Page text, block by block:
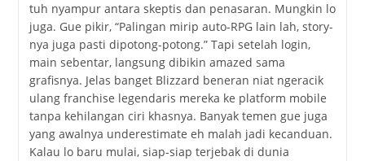
tuh nyampur antara skeptis dan penasaran. Mungkin lo
juga. Gue pikir, “Palingan mirip auto-RPG lain lah, story-
nya juga pasti dipotong-potong.” Tapi setelah login,
main sebentar, langsung dibikin amazed sama
grafisnya. Jelas banget Blizzard beneran niat ngeracik
ulang franchise legendaris mereka ke platform mobile
tanpa kehilangan ciri khasnya. Banyak temen gue juga
yang awalnya underestimate eh malah jadi kecanduan.
Kalau lo baru mulai, siap-siap terjebak di dunia